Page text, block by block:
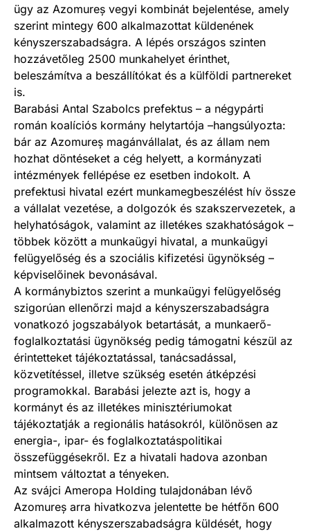
ügy az Azomureș vegyi kombinát bejelentése, amely
szerint mintegy 600 alkalmazottat küldenének
kényszerszabadságra. A lépés országos szinten
hozzávetőleg 2500 munkahelyet érinthet,
beleszámítva a beszállítókat és a külföldi partnereket
is.
Barabási Antal Szabolcs prefektus – a négypárti
román koalíciós kormány helytartója –hangsúlyozta:
bár az Azomureș magánvállalat, és az állam nem
hozhat döntéseket a cég helyett, a kormányzati
intézmények fellépése ez esetben indokolt. A
prefektusi hivatal ezért munkamegbeszélést hív össze
a vállalat vezetése, a dolgozók és szakszervezetek, a
helyhatóságok, valamint az illetékes szakhatóságok –
többek között a munkaügyi hivatal, a munkaügyi
felügyelőség és a szociális kifizetési ügynökség –
képviselőinek bevonásával.
A kormánybiztos szerint a munkaügyi felügyelőség
szigorúan ellenőrzi majd a kényszerszabadságra
vonatkozó jogszabályok betartását, a munkaerő-
foglalkoztatási ügynökség pedig támogatni készül az
érintetteket tájékoztatással, tanácsadással,
közvetítéssel, illetve szükség esetén átképzési
programokkal. Barabási jelezte azt is, hogy a
kormányt és az illetékes minisztériumokat
tájékoztatják a regionális hatásokról, különösen az
energia-, ipar- és foglalkoztatáspolitikai
összefüggésekről. Ez a hivatali hadova azonban
mintsem változtat a tényeken.
Az svájci Ameropa Holding tulajdonában lévő
Azomureș arra hivatkozva jelentette be hétfőn 600
alkalmazott kényszerszabadságra küldését, hogy